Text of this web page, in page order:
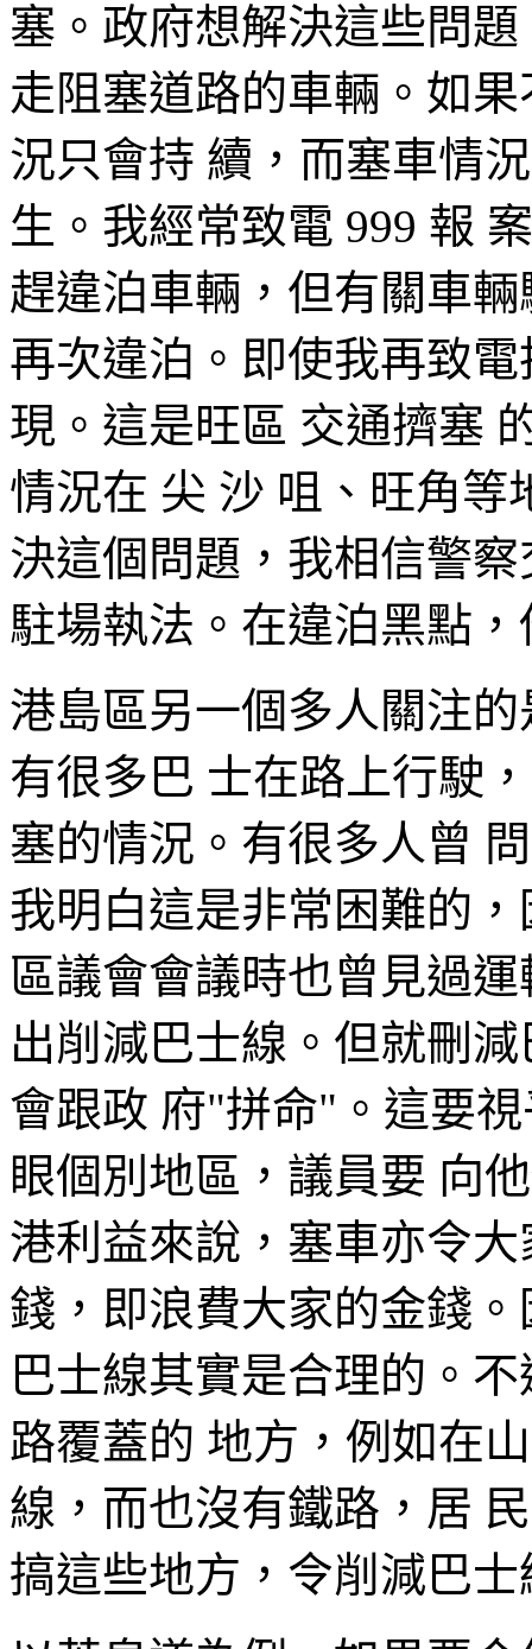
塞。政府想解決這些問
走阻塞道路的車輛。如
況只會持 續，而塞車情
生。我經常致電 999 報
趕違泊車輛，但有關車
再次違泊。即使我再致
現。這是旺區 交通擠塞
情況在 尖 沙 咀、旺角
決這個問題，我相信警
駐場執法。在違泊黑點
港島區另一個多人關注
有很多巴 士在路上行駛
塞的情況。有很多人曾
我明白這是非常困難的
區議會會議時也曾見過
出削減巴士線。但就刪
會跟政 府"拼命"。這要
眼個別地區，議員要 向
港利益來說，塞車亦令
錢，即浪費大家的金錢
巴士線其實是合理的。
路覆蓋的 地方，例如在
線，而也沒有鐵路，居
搞這些地方，令削減巴